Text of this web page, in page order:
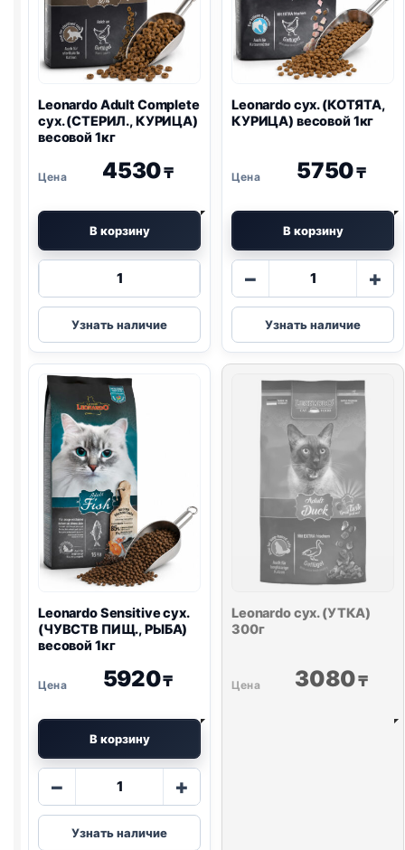
Leonardo Adult Complete
сух. (СТЕРИЛ., КУРИЦА)
весовой 1кг
4530₸
В корзину
Количество
Leonardo
Adult
Complete
сух.
(СТЕРИЛ.,
КУРИЦА)
весовой
1кг
Узнать наличие
Leonardo сух. (КОТЯТА,
КУРИЦА) весовой 1кг
5750₸
В корзину
−
Количество
Leonardo
сух.
(КОТЯТА,
весовой
1кг
+
Узнать наличие
Leonardo Sensitive сух.
(ЧУВСТВ ПИЩ., РЫБА)
весовой 1кг
5920₸
В корзину
−
Количество
Leonardo
Sensitive
+
Узнать наличие
Leonardo сух. (УТКА)
300г
3080₸